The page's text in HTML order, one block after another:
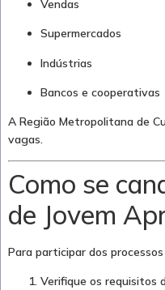
Vendas
Supermercados
Indústrias
Bancos e cooperativas
A Região Metropolitana de
vagas.
Como se
de Jovem
Para participar dos
Verifique os requisitos